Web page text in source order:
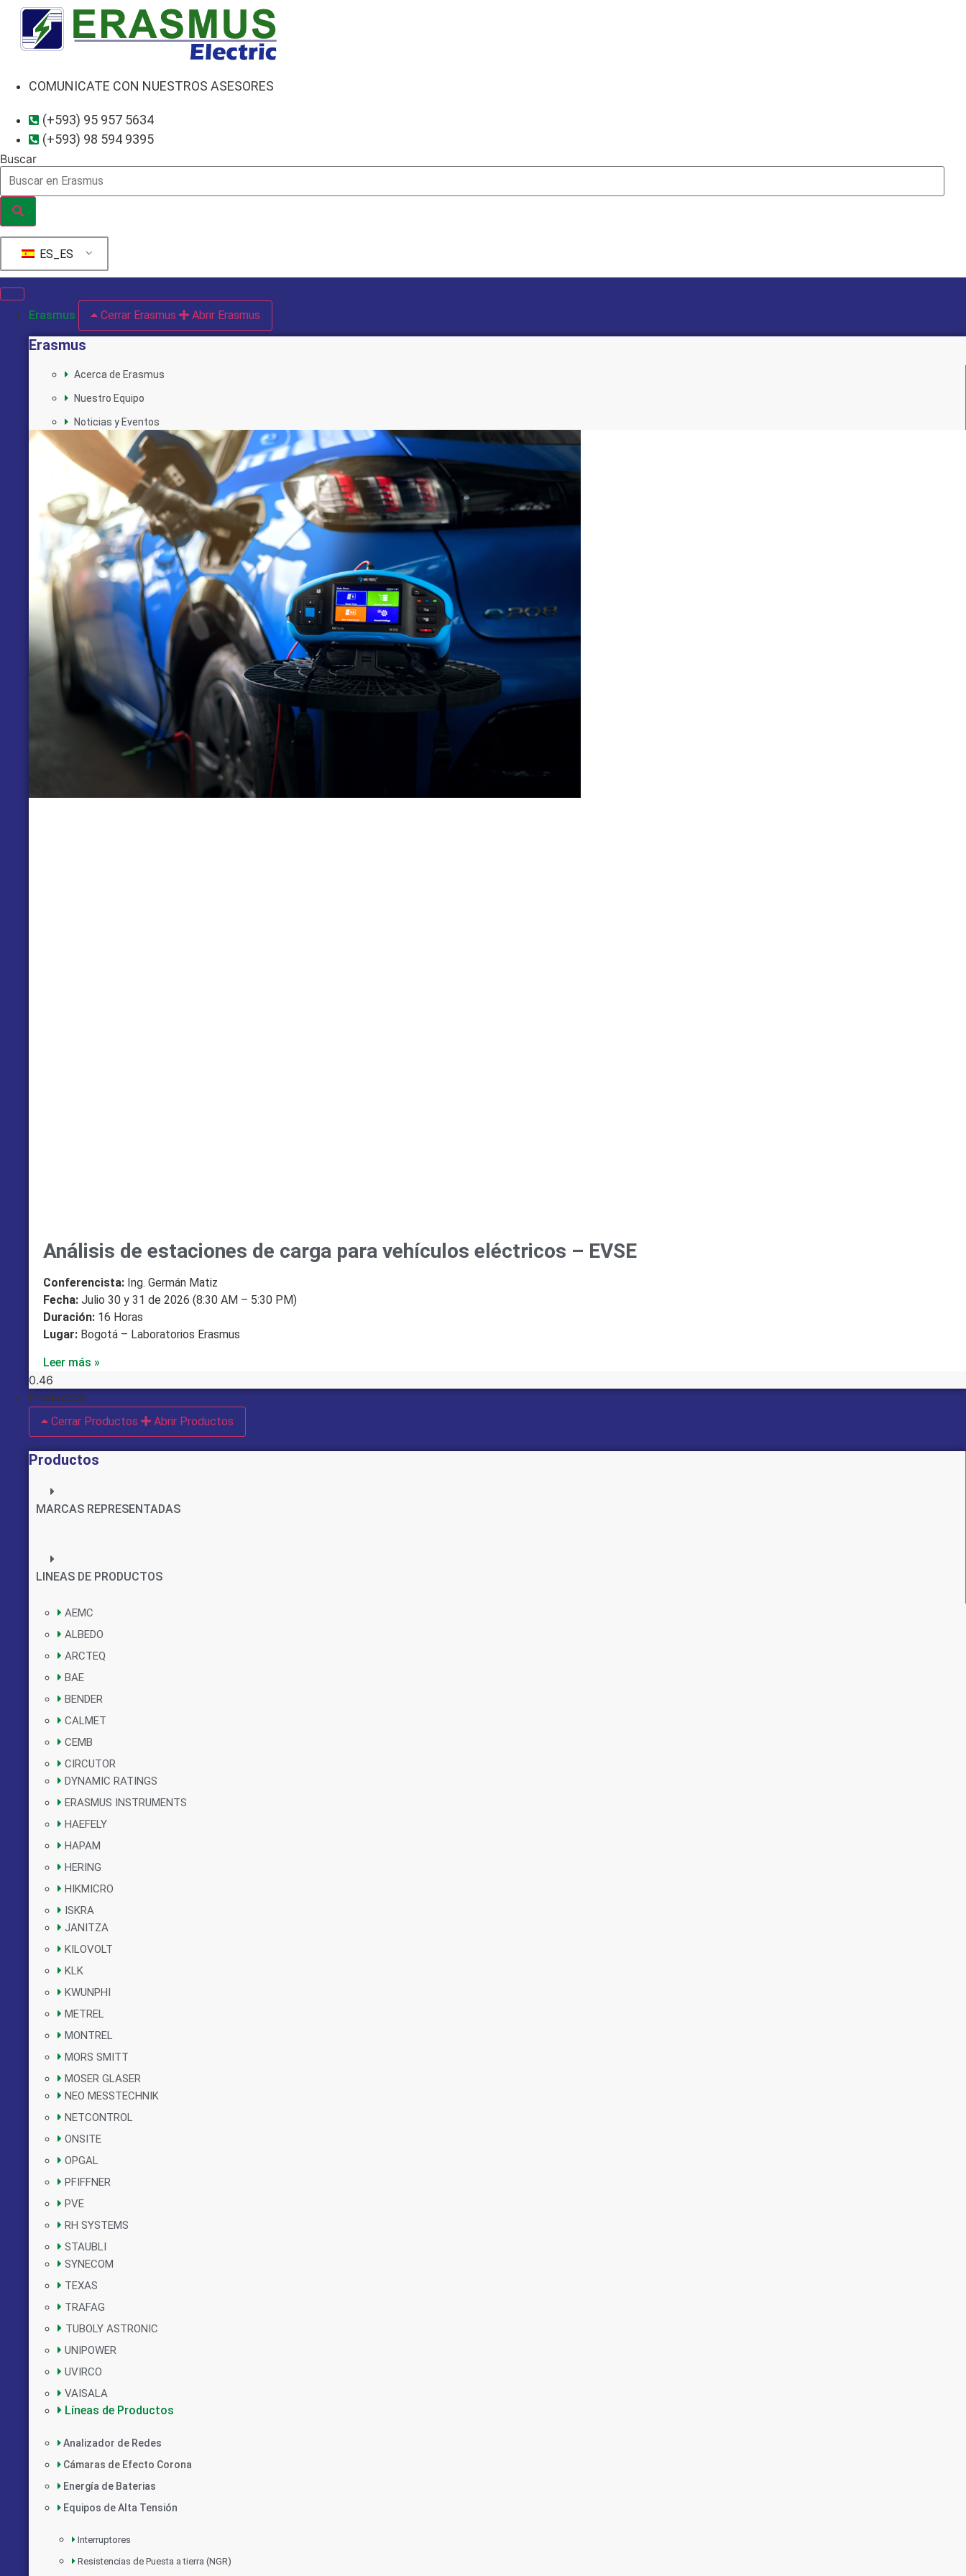
contenido
COMUNICATE CON NUESTROS ASESORES
(+593) 95 957 5634
(+593) 98 594 9395
Buscar
ES_ES
Erasmus Cerrar Erasmus Abrir Erasmus
Erasmus
Acerca de Erasmus
Nuestro Equipo
Noticias y Eventos
Análisis de estaciones de carga para vehículos eléctricos – EVSE
Conferencista: Ing. Germán Matiz
Fecha: Julio 30 y 31 de 2026 (8:30 AM – 5:30 PM)
Duración: 16 Horas
Lugar: Bogotá – Laboratorios Erasmus
Leer más »
Productos
Cerrar Productos
Abrir Productos
Productos
MARCAS REPRESENTADAS
LINEAS DE PRODUCTOS
AEMC
ALBEDO
ARCTEQ
BAE
BENDER
CALMET
CEMB
CIRCUTOR
DYNAMIC RATINGS
ERASMUS INSTRUMENTS
HAEFELY
HAPAM
HERING
HIKMICRO
ISKRA
JANITZA
KILOVOLT
KLK
KWUNPHI
METREL
MONTREL
MORS SMITT
MOSER GLASER
NEO MESSTECHNIK
NETCONTROL
ONSITE
OPGAL
PFIFFNER
PVE
RH SYSTEMS
STAUBLI
SYNECOM
TEXAS
TRAFAG
TUBOLY ASTRONIC
UNIPOWER
UVIRCO
VAISALA
Líneas de Productos
Analizador de Redes
Cámaras de Efecto Corona
Energía de Baterias
Equipos de Alta Tensión
Interruptores
Resistencias de Puesta a tierra (NGR)